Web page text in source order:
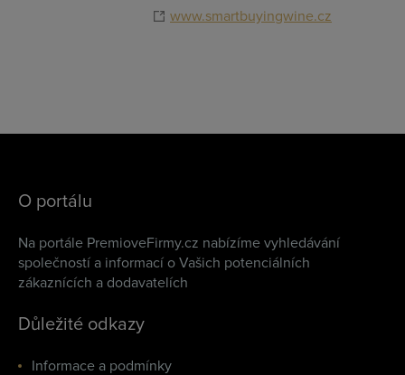
www.smartbuyingwine.cz
O portálu
Na portále PremioveFirmy.cz nabízíme vyhledávání
společností a informací o Vašich potenciálních
zákaznících a dodavatelích
Důležité odkazy
Informace a podmínky